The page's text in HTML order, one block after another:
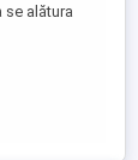
se alătura
pe bază de
domeniul
un